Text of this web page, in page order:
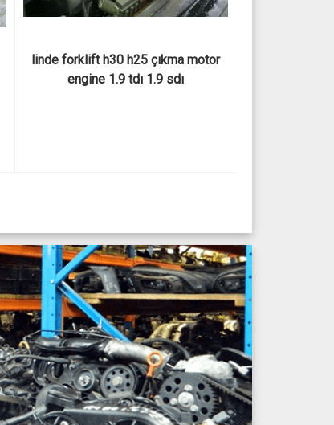
engine 1.9 tdı 1.9 sdı